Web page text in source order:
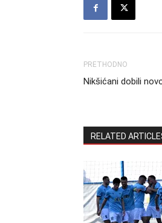
PRETHODNO
Nikšićani dobili
RELATED